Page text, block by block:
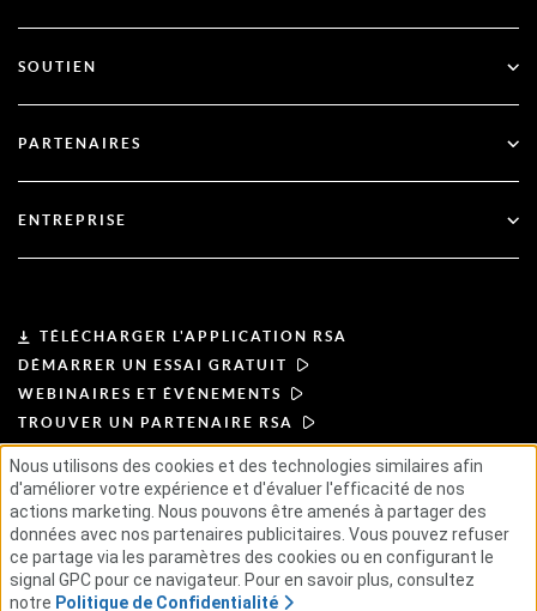
Authentification multifactorielle
Services financiers
Blog
Documentation
SOUTIEN
Soutien à la clientèle
PARTENAIRES
Devenir partenaire
ENTREPRISE
Leadership
Actualités et presse
Ressources
Carrières
TÉLÉCHARGER L'APPLICATION RSA
DÉMARRER UN ESSAI GRATUIT
WEBINAIRES ET ÉVÉNEMENTS
TROUVER UN PARTENAIRE RSA
CONDITIONS D'UTILISATION
POLITIQUE DE CONFIDENTIALITÉ
ACCORDS TYPES
PRINCIPES APPLICABLES AUX FOURNISSEURS
CHAÎNE D'APPROVISIONNEMENT ÉTHIQUEGSE
Nous utilisons des cookies et des technologies similaires afin
d'améliorer votre expérience et d'évaluer l'efficacité de nos
actions marketing. Nous pouvons être amenés à partager des
données avec nos partenaires publicitaires. Vous pouvez refuser
ce partage via les paramètres des cookies ou en configurant le
signal GPC pour ce navigateur. Pour en savoir plus, consultez
notre Politique de Confidentialité